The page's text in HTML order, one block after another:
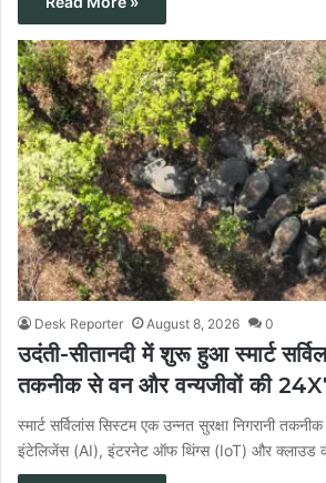
Desk Reporter August 8, 2026 0
उदंती-सीतानदी में शुरू हुआ स्मार्ट
तकनीक से वन और वन्यजीवों की 24X7
स्मार्ट सर्विलांस सिस्टम एक उन्नत सुरक्षा निगरानी
इंटेलिजेंस (AI), इंटरनेट ऑफ थिंग्स (IoT) और क्लाउड